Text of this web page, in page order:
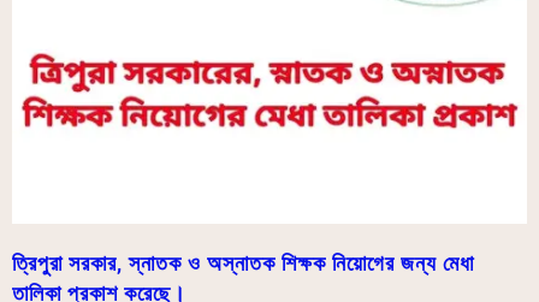
ত্রিপুরা সরকার, স্নাতক ও অস্নাতক শিক্ষক নিয়োগের জন্য মেধা
তালিকা প্রকাশ করেছে।